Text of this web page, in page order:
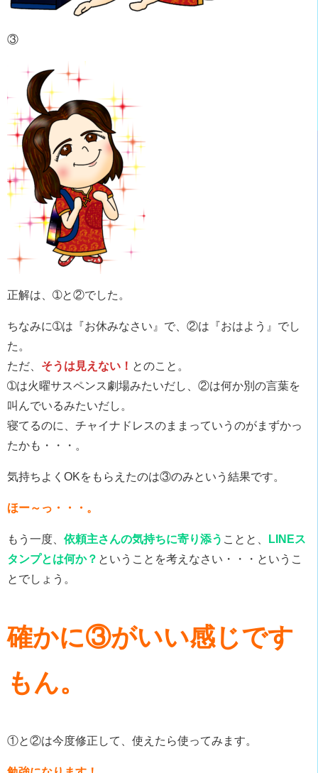
③
正解は、➀と②でした。
ちなみに➀は『お休みなさい』で、②は『おはよう』でし
た。
ただ、 そうは見えない！ とのこと。
➀は火曜サスペンス劇場みたいだし、②は何か別の言葉を
叫んでいるみたいだし。
寝てるのに、チャイナドレスのままっていうのがまずかっ
たかも・・・。
気持ちよくOKをもらえたのは③のみという結果です。
ほー～っ・・・。
もう一度、 依頼主さんの気持ちに寄り添う ことと、
LINEス
タンプとは何か？ ということを考えなさい・・・というこ
とでしょう。
確かに③がいい感じです
もん。
①と②は今度修正して、使えたら使ってみます。